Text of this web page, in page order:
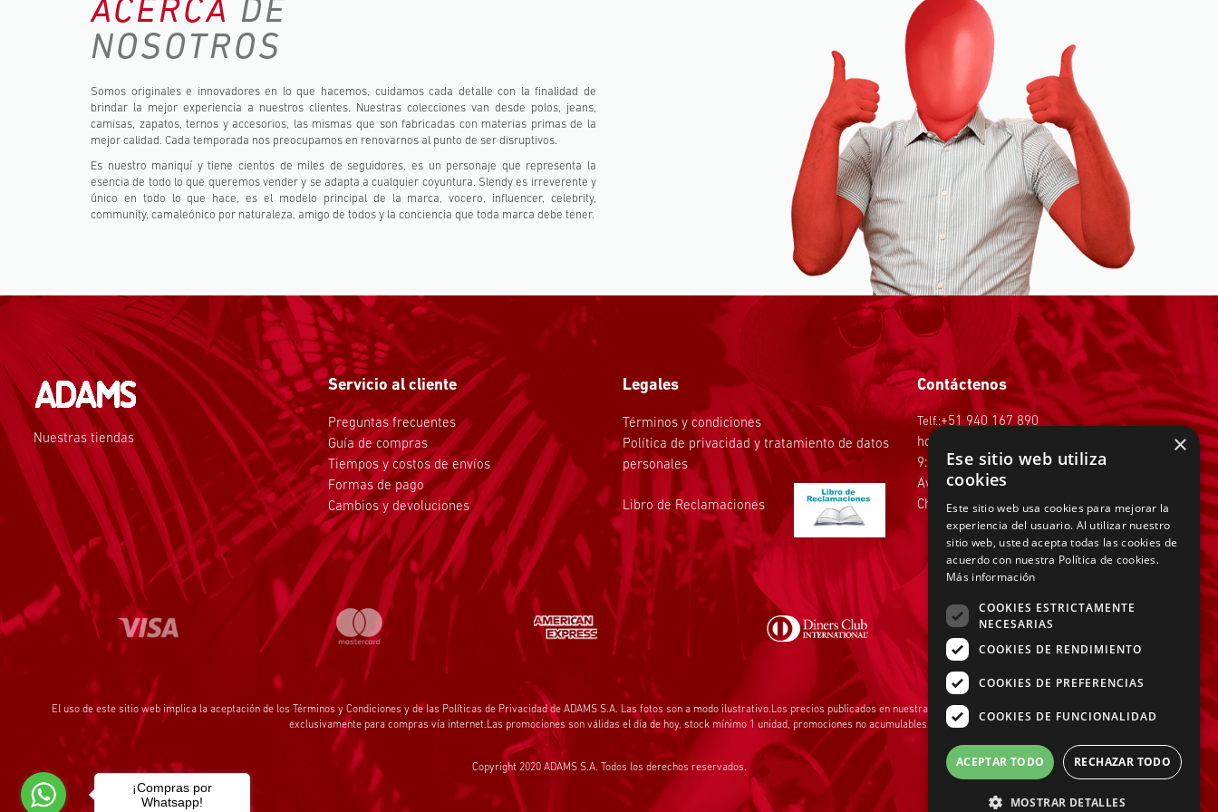
ACERCA DE
NOSOTROS
Somos originales e innovadores en lo que hacemos, cuidamos cada detalle con la finalidad de
brindar la mejor experiencia a nuestros clientes. Nuestras colecciones van desde polos, jeans,
camisas, zapatos, ternos y accesorios, las mismas que son fabricadas con materias primas de la
mejor calidad. Cada temporada nos preocupamos en renovarnos al punto de ser disruptivos.
Es nuestro maniquí y tiene cientos de miles de seguidores, es un personaje que representa la
esencia de todo lo que queremos vender y se adapta a cualquier coyuntura. Slendy es irreverente y
único en todo lo que hace, es el modelo principal de la marca, vocero, influencer, celebrity,
community, camaleónico por naturaleza, amigo de todos y la conciencia que toda marca debe tener.
Nuestras tiendas
Servicio al cliente
Preguntas frecuentes
Guía de compras
Tiempos y costos de envíos
Formas de pago
Cambios y devoluciones
Legales
Términos y condiciones
Política de privacidad y tratamiento de datos
personales
Libro de Reclamaciones
Contáctenos
Telf.:+51 940 167 890
hola@tiendasadams.com.pe
9:00 a.m. a 6:00 p.m. de Lunes a Viernes
Av.Faisanes 420 , Urb. La Campiña ,
Chorrillos
Pago Efectivo
El uso de este sitio web implica la aceptación de los Términos y Condiciones y de las Políticas de Privacidadde ADAMS S.A. Las fotos son a modo ilustrativo.Los precios publicados en nuestra página web
exclusivamente para compras vía internet.Las promociones son válidas el día de hoy, stock mínimo 1 unidad, promociones no acumulables.
Copyright 2020 ADAMS S.A. Todos los derechos reservados.
¡Compras por
Whatsapp!
×
Ese sitio web utiliza
cookies
Este sitio web usa cookies para mejorar la
experiencia del usuario. Al utilizar nuestro
sitio web, usted acepta todas las cookies de
acuerdo con nuestra Política de cookies.
Más información
COOKIES ESTRICTAMENTE
NECESARIAS
COOKIES DE RENDIMIENTO
COOKIES DE PREFERENCIAS
COOKIES DE FUNCIONALIDAD
ACEPTAR TODO RECHAZAR TODO
MOSTRAR DETALLES